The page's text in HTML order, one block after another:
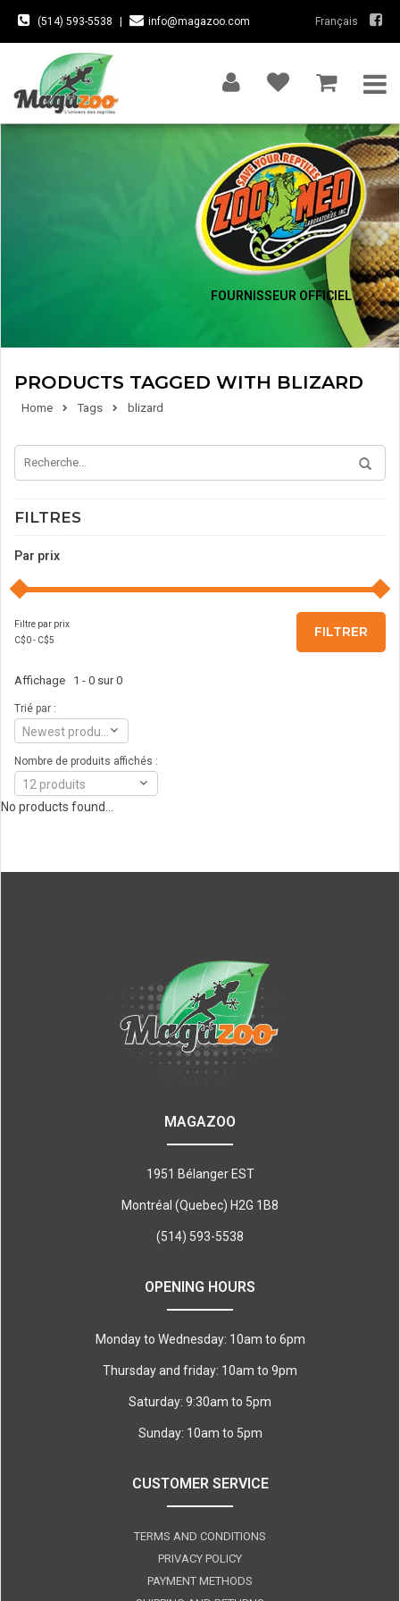
(514) 593-5538 info@magazoo.com Français
FOURNISSEUR OFFICIEL
PRODUCTS TAGGED WITH BLIZARD
Home Tags blizard
FILTRES
Par prix
Filtre par prix
C$0- C$5
FILTRER
Affichage 1 - 0 sur 0
Trié par :
Nombre de produits affichés :
12 produits
No products found...
MAGAZOO
1951 Bélanger EST
Montréal (Quebec) H2G 1B8
(514) 593-5538
OPENING HOURS
Monday to Wednesday: 10am to 6pm
Thursday and friday: 10am to 9pm
Saturday: 9:30am to 5pm
Sunday: 10am to 5pm
CUSTOMER SERVICE
TERMS AND CONDITIONS
PRIVACY POLICY
PAYMENT METHODS